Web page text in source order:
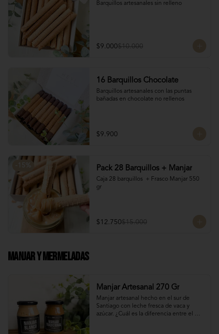
Barquillos artesanales sin relleno
$9.000$10.000
16 Barquillos Chocolate
Barquillos artesanales con las puntas
bañadas en chocolate no rellenos
$9.900
Pack 28 Barquillos + Manjar
Caja 28 barquillos  + Frasco Manjar 550
gr
$12.750$15.000
Manjar Y Mermeladas
Manjar Artesanal 270 Gr
Manjar artesanal hecho en el sur de
Santiago con leche fresca de vaca y
azúcar. ¿Cuál es la diferencia entre el